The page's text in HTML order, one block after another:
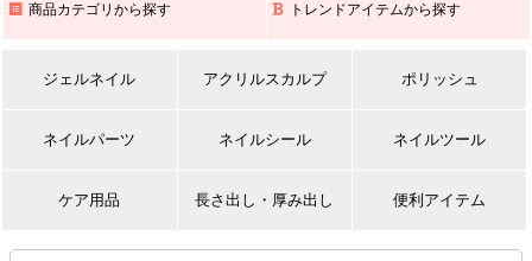
商品カテゴリから探す トレンドアイテムから探す
ジェルネイル アクリルスカルプ ポリッシュ
ネイルパーツ ネイルシール ネイルツール
ケア用品 長さ出し・厚み出し 便利アイテム